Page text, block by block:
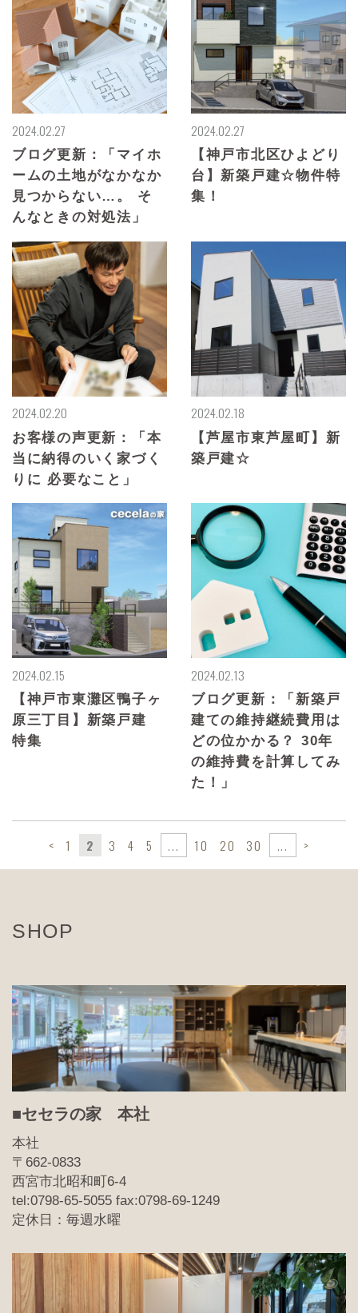
2024.02.27
ブログ更新：「マイホ
ームの土地がなかなか
見つからない…。 そ
んなときの対処法」
2024.02.27
【神戸市北区ひよどり
台】新築戸建☆物件特
集！
2024.02.20
お客様の声更新：「本
当に納得のいく家づく
りに 必要なこと」
2024.02.18
【芦屋市東芦屋町】新
築戸建☆
2024.02.15
【神戸市東灘区鴨子ヶ
原三丁目】新築戸建
特集
2024.02.13
ブログ更新：「新築戸
建ての維持継続費用は
どの位かかる？ 30年
の維持費を計算してみ
た！」
< 1 2 3 4 5 ... 10 20 30 ... >
SHOP
■セセラの家 本社
本社
〒662-0833
西宮市北昭和町6-4
tel:0798-65-5055 fax:0798-69-1249
定休日：毎週水曜